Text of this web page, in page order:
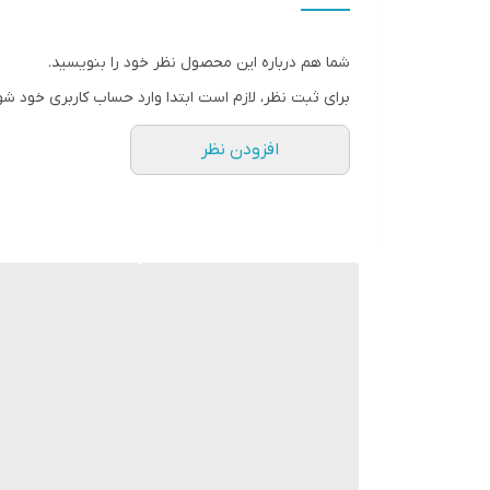
شما هم درباره این محصول نظر خود را بنویسید.
برای ثبت نظر، لازم است ابتدا وارد حساب کاربری خود
افزودن نظر